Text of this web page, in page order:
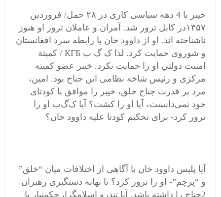
خیبر با 4 دهه سیاسی کاری در ۲۸ حمل/ فروردین
۱۳۵۷در کابل ترور شد. آمران و عاملان ترور او هنوز
ناشناخته اند. او از داوود خان با رابطه سرد افغانستان
و شوروی حمایت کرد. لذا ک گ ب КГБ / كميتة
امنيت دولتي او را حمایت نکرد. خیبر عضو کمیته
مرکزی و رئیس شاخه نظامی این جناح بود. امین،
مرد پر قدرت جناح خلق، خیبر را موافق با کودتای
خود نمی‌دانست، آیا او را کشت؟ آیا ک‌گ‌ب او را
ترور کرد- برای تحکیم کودتا علیه داوود خان؟
آیا پلیس داوود خان با آگاهی از اختلافات میان “خلق”
و “پرچم”- او را ترور کرد؟ تا بهانه‌ دستگیری رهبران
2جناح را داشته باشد. آیا تندرو اسلامگرا، حکمتیار با